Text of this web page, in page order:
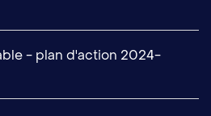
- plan d'action 2024-